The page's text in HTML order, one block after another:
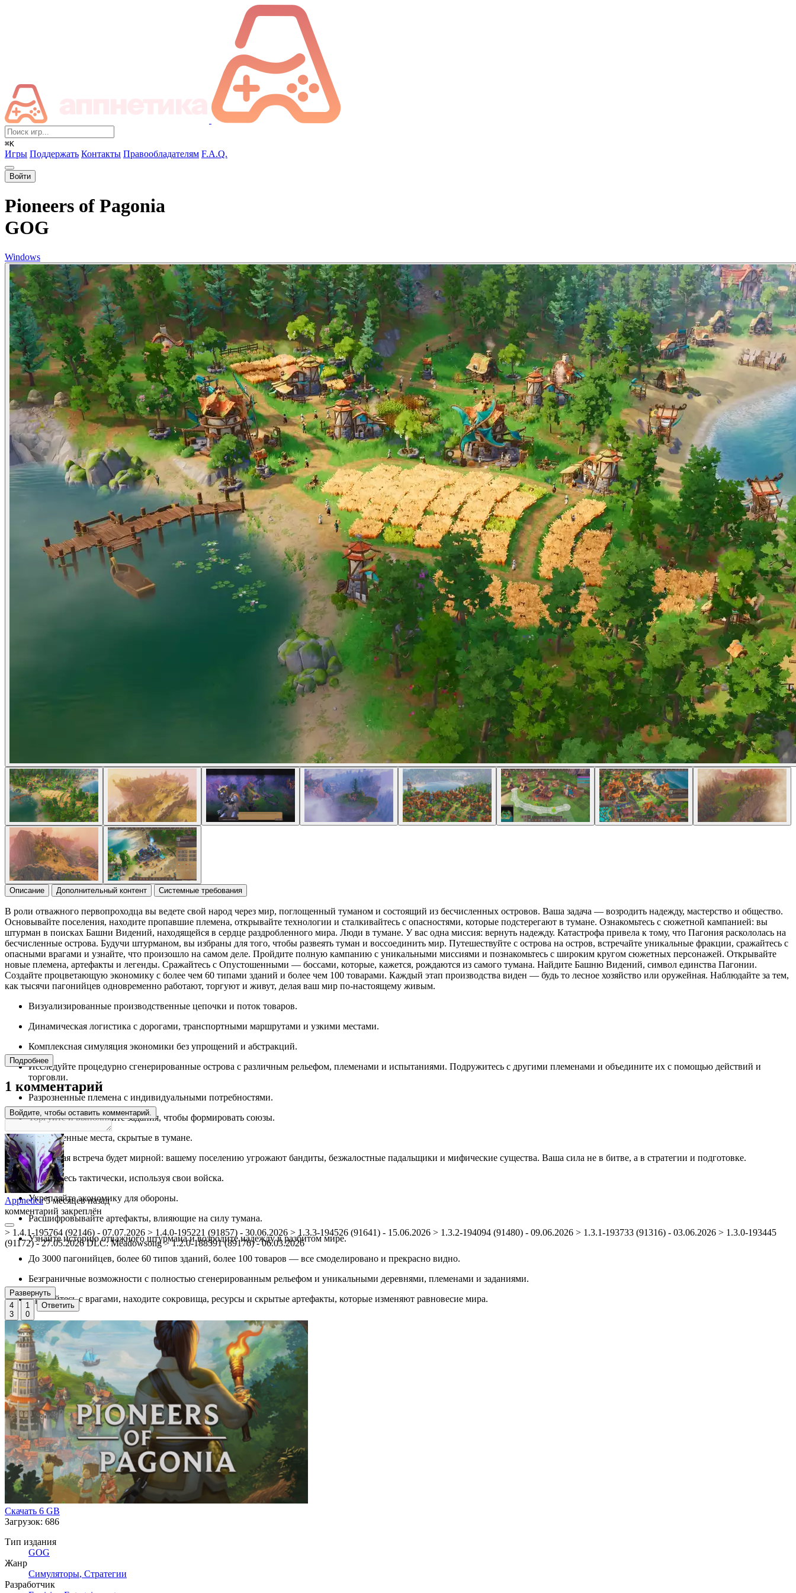
⌘K
Игры Поддержать Контакты Правообладателям F.A.Q.
Войти
Pioneers of Pagonia
GOG
Windows
Описание Дополнительный контент Системные требования
В роли отважного первопроходца вы ведете свой народ через мир, поглощенный туманом и состоящий из бесчисленных островов. Ваша задача — возродить надежду, мастерство и общество.
Основывайте поселения, находите пропавшие племена, открывайте технологии и сталкивайтесь с опасностями, которые подстерегают в тумане. Ознакомьтесь с сюжетной кампанией: вы
штурман в поисках Башни Видений, находящейся в сердце раздробленного мира. Люди в тумане. У вас одна миссия: вернуть надежду. Катастрофа привела к тому, что Пагония раскололась на
бесчисленные острова. Будучи штурманом, вы избраны для того, чтобы развеять туман и воссоединить мир. Путешествуйте с острова на остров, встречайте уникальные фракции, сражайтесь с
опасными врагами и узнайте, что произошло на самом деле. Пройдите полную кампанию с уникальными миссиями и познакомьтесь с широким кругом сюжетных персонажей. Открывайте
новые племена, артефакты и легенды. Сражайтесь с Опустошенными — боссами, которые, кажется, рождаются из самого тумана. Найдите Башню Видений, символ единства Пагонии.
Создайте процветающую экономику с более чем 60 типами зданий и более чем 100 товарами. Каждый этап производства виден — будь то лесное хозяйство или оружейная. Наблюдайте за тем,
как тысячи пагонийцев одновременно работают, торгуют и живут, делая ваш мир по-настоящему живым.
Визуализированные производственные цепочки и поток товаров.
Динамическая логистика с дорогами, транспортными маршрутами и узкими местами.
Комплексная симуляция экономики без упрощений и абстракций.
Исследуйте процедурно сгенерированные острова с различным рельефом, племенами и испытаниями. Подружитесь с другими племенами и объедините их с помощью действий и
торговли.
Разрозненные племена с индивидуальными потребностями.
Торгуйте и выполняйте задания, чтобы формировать союзы.
Таинственные места, скрытые в тумане.
Не каждая встреча будет мирной: вашему поселению угрожают бандиты, безжалостные падальщики и мифические существа. Ваша сила не в битве, а в стратегии и подготовке.
Сражайтесь тактически, используя свои войска.
Укрепляйте экономику для обороны.
Расшифровывайте артефакты, влияющие на силу тумана.
Узнайте историю отважного штурмана и возродите надежду в разбитом мире.
До 3000 пагонийцев, более 60 типов зданий, более 100 товаров — все смоделировано и прекрасно видно.
Безграничные возможности с полностью сгенерированным рельефом и уникальными деревнями, племенами и заданиями.
Сражайтесь с врагами, находите сокровища, ресурсы и скрытые артефакты, которые изменяют равновесие мира.
Подробнее
1 комментарий
Войдите, чтобы оставить комментарий.
Appnetica 5 месяцев назад
комментарий закреплён
> 1.4.1-195764 (92146) - 07.07.2026 > 1.4.0-195221 (91857) - 30.06.2026 > 1.3.3-194526 (91641) - 15.06.2026 > 1.3.2-194094 (91480) - 09.06.2026 > 1.3.1-193733 (91316) - 03.06.2026 > 1.3.0-193445
(91172) - 27.05.2026 DLC: Meadowsong > 1.2.0-188591 (89176) - 06.03.2026
Развернуть
4
3
1
0
Ответить
Скачать 6 GB
Загрузок: 686
Тип издания
GOG
Жанр
Симуляторы, Стратегии
Разработчик